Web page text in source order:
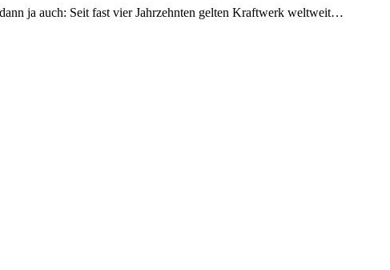
ja auch: Seit fast vier Jahrzehnten gelten Kraftwerk weltweit…